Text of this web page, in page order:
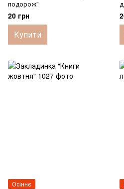
подорож"
20 грн
Купити
Осіннє